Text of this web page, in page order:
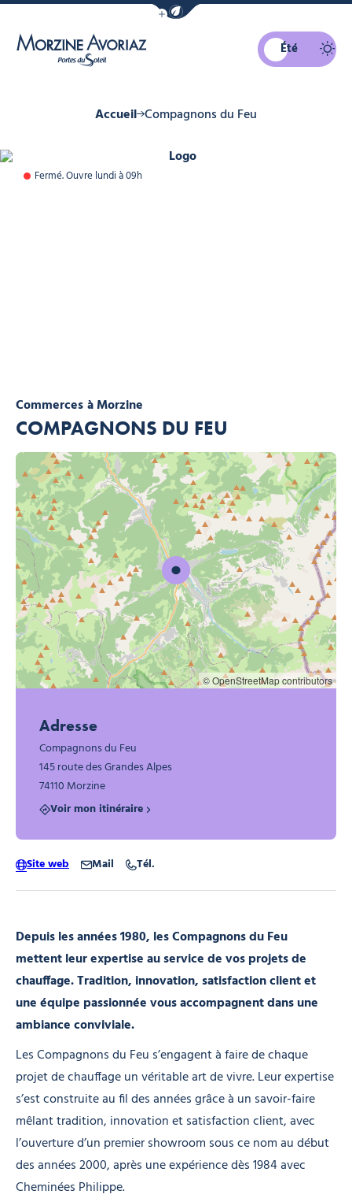
Afficher la barre de navigation du
Été
Accueil Compagnons du Feu
Commercesà Morzine
COMPAGNONS DU FEU
Logo, © Compagnons du Feu
Fermé. Ouvre lundi à 09h
Depuis les années 1980, les Compagnons du Feu
mettent leur expertise au service de vos projets de
chauffage. Tradition, innovation, satisfaction client et
une équipe passionnée vous accompagnent dans une
ambiance conviviale.
Les Compagnons du Feu s’engagent à faire de chaque
projet de chauffage un véritable art de vivre. Leur expertise
s’est construite au fil des années grâce à un savoir-faire
mêlant tradition, innovation et satisfaction client, avec
l’ouverture d’un premier showroom sous ce nom au début
des années 2000, après une expérience dès 1984 avec
Cheminées Philippe.
© OpenStreetMap contributors
Adresse
Compagnons du Feu
145 route des Grandes Alpes
74110 Morzine
Voir mon itinéraire
Site web Mail Tél.